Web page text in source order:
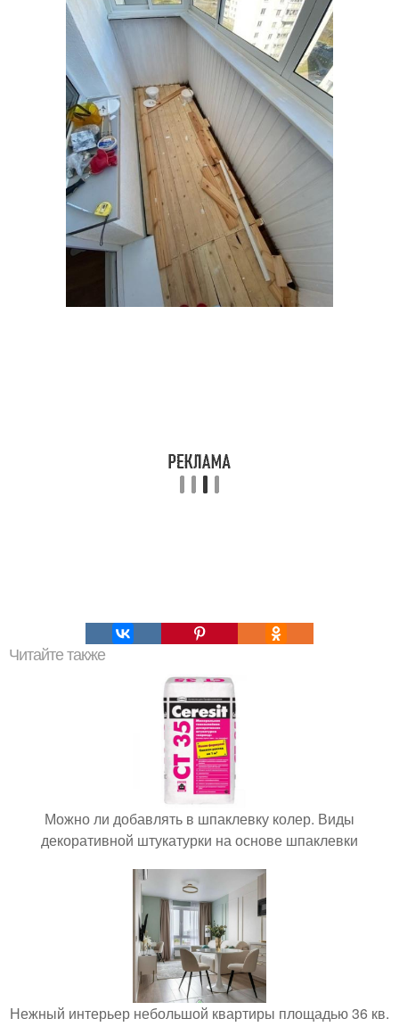
Читайте также
Можно ли добавлять в шпаклевку колер. Виды
декоративной штукатурки на основе шпаклевки
Нежный интерьер небольшой квартиры площадью 36 кв.